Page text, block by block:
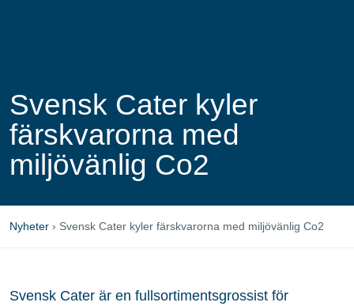
Svensk Cater kyler
färskvarorna med
miljövänlig Co2
Nyheter › Svensk Cater kyler färskvarorna med miljövänlig Co2
Svensk Cater är en fullsortimentsgrossist för